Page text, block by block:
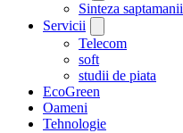
Sinteza saptamanii
Servicii
Telecom
soft
studii de piata
EcoGreen
Oameni
Tehnologie